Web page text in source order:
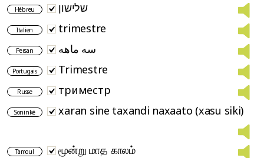
Hébreu שלישון
Italien trimestre
Persan سه ماهه
Portugais Trimestre
Russe триместр
Soninké xaran sine taxandi naxaato (xasu siki)
Tamoul மூன்று மாத காலம்